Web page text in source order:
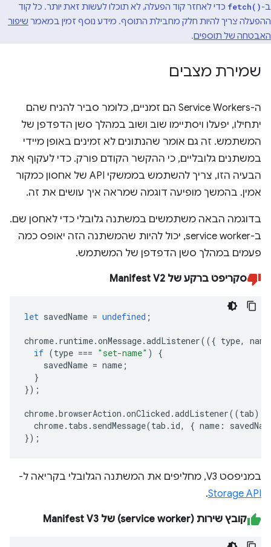
ב-fetch() כדי לאחזר קוד הפעלה, לא תוכלו לעשות זאת יותר. כל קוד
ההפעלה צריך להיות חלק מחבילת התוסף. מידע נוסף זמין במאמר שיפור
האבטחה של תוספים.
שמירת מצבים
ה-Service Workers הם זמניים, כלומר סביר להניח שהם
יתחילו, יפעלו ויסתיימו שוב ושוב במהלך סשן הדפדפן של
המשתמש. זה גם אומר שהנתונים לא זמינים באופן מיידי
במשתנים גלובליים, כי ההקשר הקודם פורק. כדי לעקוף את
הבעיה הזו, צריך להשתמש בממשקי API של אחסון כמקור
אמין. בהמשך מופיעה דוגמה שמראה איך עושים את זה.
בדוגמה הבאה משתמשים במשתנה גלובלי כדי לאחסן שם.
ב-service worker, יכול להיות שהמשתנה הזה יאופס כמה
פעמים במהלך סשן הדפדפן של המשתמש.
סקריפט ברקע של Manifest V2
let savedName = undefined ;
chrome. runtime.onMessage.addListener(({ type,
name
if (type === "set-name" )
{
savedName = name ;
}
});
chrome.browserAction .onClicked .addListener((tab)
chrome. tabs . sendMessage(tab . id, { name :
});
במניפסט V3, מחליפים את המשתנה הגלובלי בקריאה ל-
Storage API
.
קובץ שירות (service worker) של Manifest V3